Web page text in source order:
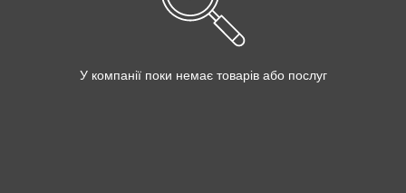
У компанії поки немає товарів або послуг